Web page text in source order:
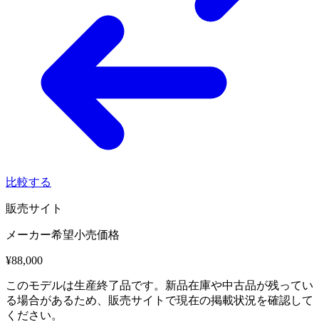
比較する
販売サイト
メーカー希望小売価格
¥88,000
このモデルは生産終了品です。新品在庫や中古品が残ってい
る場合があるため、販売サイトで現在の掲載状況を確認して
ください。